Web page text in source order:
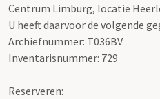
Centrum Limburg, locatie
U heeft daarvoor de volgende
Archiefnummer: T036BV
Inventarisnummer: 729
Reserveren: